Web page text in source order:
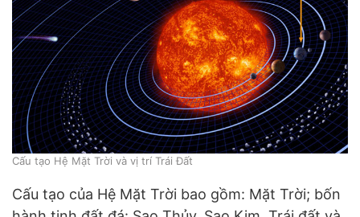
Cấu tạo Hệ Mặt Trời và vị trí Trái Đất
Cấu tạo của Hệ Mặt Trời bao gồm: Mặt Trời; bốn